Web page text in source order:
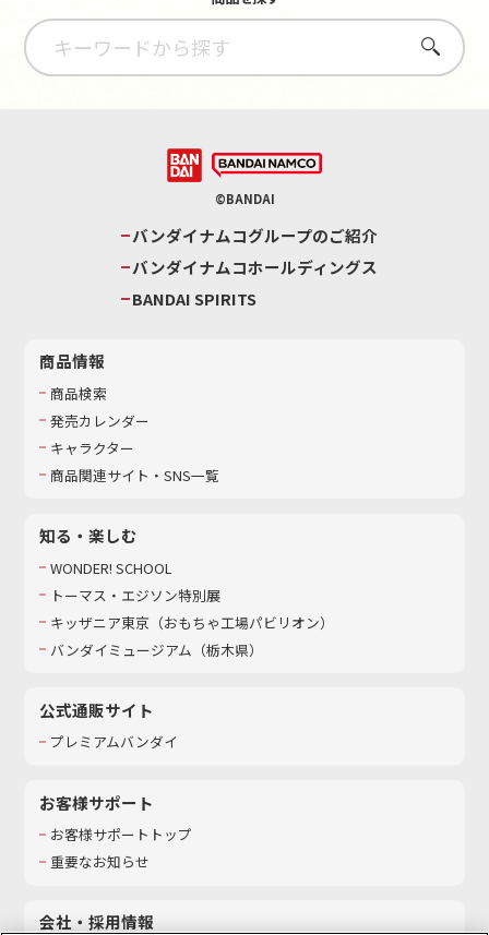
さがす
©BANDAI
バンダイナムコグループのご紹介
バンダイナムコホールディングス
BANDAI SPIRITS
商品情報
商品検索
発売カレンダー
キャラクター
商品関連サイト・SNS一覧
知る・楽しむ
WONDER! SCHOOL
トーマス・エジソン特別展
キッザニア東京（おもちゃ工場パビリオン）​
バンダイミュージアム（栃木県）
公式通販サイト
プレミアムバンダイ
お客様サポート
お客様サポートトップ
重要なお知らせ
会社・採用情報